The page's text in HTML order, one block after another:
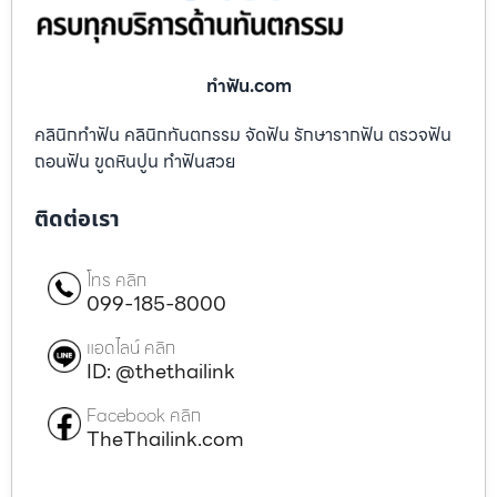
ทําฟัน.com
คลินิกทำฟัน คลินิกทันตกรรม จัดฟัน รักษารากฟัน ตรวจฟัน
ถอนฟัน ขูดหินปูน ทำฟันสวย
ติดต่อเรา
โทร คลิก
099-185-8000
แอดไลน์ คลิก
ID: @thethailink
Facebook คลิก
TheThailink.com